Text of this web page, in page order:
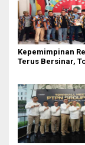
Kepemimpinan
Terus Bersinar,